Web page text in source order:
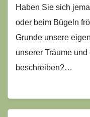
Haben Sie sich
oder beim Bügeln
Grunde unsere
unserer Träume
beschreiben?…